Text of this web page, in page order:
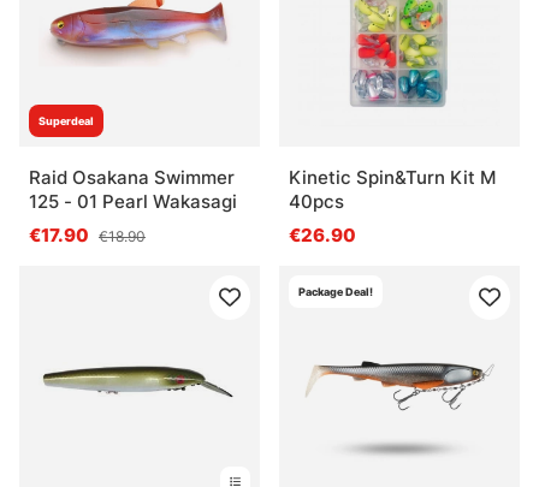
Superdeal
Raid Osakana Swimmer
125 - 01 Pearl Wakasagi
€17.90 €18.90
Kinetic Spin&Turn Kit M
40pcs
€26.90
Package Deal!